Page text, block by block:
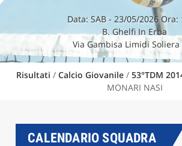
Data: SAB- 23/05/2026 Ora:
B. Ghelfi In Erba
Via Gambisa Limidi Soliera
Risultati / Calcio Giovanile/ 53°TDM
MONARI NASI
CALENDARIO SQUADRA